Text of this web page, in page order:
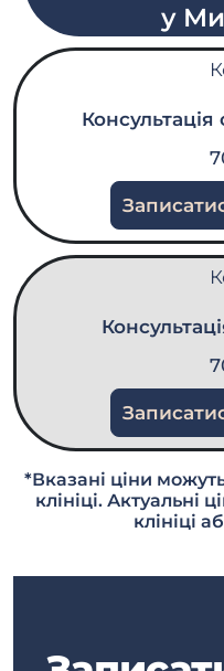
у
Консультація
*Вказані ціни
клініці. Актуальні
клініці